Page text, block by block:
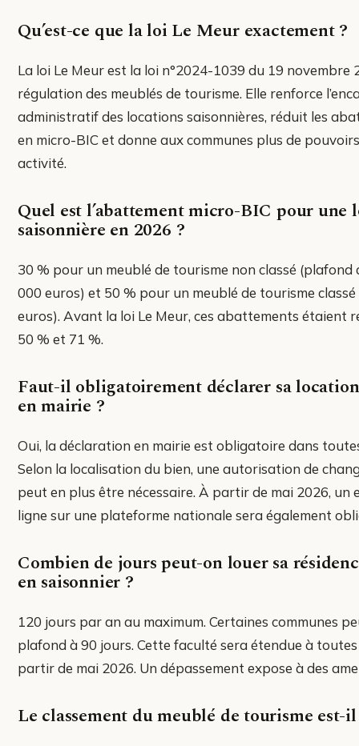
Qu’est-ce que la loi Le Meur exactement ?
La loi Le Meur est la loi n°2024-1039 du 19 novembre
régulation des meublés de tourisme. Elle renforce
administratif des locations saisonnières, réduit les
en micro-BIC et donne aux communes plus de
activité.
Quel est l’abattement micro-BIC pour une
saisonnière en 2026 ?
30 % pour un meublé de tourisme non classé (plafond
000 euros) et 50 % pour un meublé de tourisme
euros). Avant la loi Le Meur, ces abattements étaient
50 % et 71 %.
Faut-il obligatoirement déclarer sa
en mairie ?
Oui, la déclaration en mairie est obligatoire dans
Selon la localisation du bien, une autorisation de
peut en plus être nécessaire. À partir de mai 2026, un
ligne sur une plateforme nationale sera également
Combien de jours peut-on louer sa
en saisonnier ?
120 jours par an au maximum. Certaines communes
plafond à 90 jours. Cette faculté sera étendue à toutes
partir de mai 2026. Un dépassement expose à des
Le classement du meublé de tourisme est-